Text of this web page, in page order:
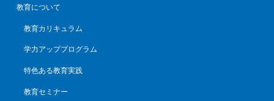
教育について
教育カリキュラム
学力アッププログラム
特色ある教育実践
教育セミナー